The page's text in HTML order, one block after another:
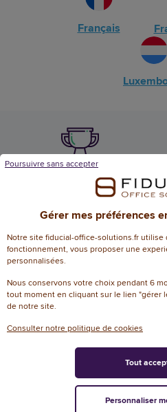
Français
97% satisfaction
Livraison en 24h
dans votre bureau
Nos labels de
Gérer mes préférences
Notre site fiducial-office-solutions.fr
fonctionnement, vous proposer une
personnalisées.
Nous conservons votre choix pendant 6
tout moment en cliquant sur le lien "gérer
de notre site.
Consulter notre politique de cookies
Poursuivre sans accepter
Personnaliser
Tout